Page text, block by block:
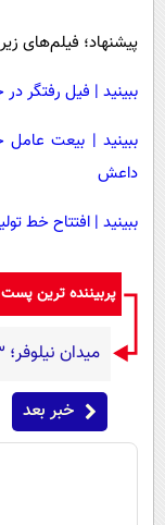
پیشنهاد؛ فیلم‌های
ببینید | فیل رفتگر
ببینید | بیعت عامل
داعش
ببینید | افتتاح خط
پربیننده ترین
میدان نیلوفر؛ ۱۶۳ روز بعد از موشک باران
خبر بعد